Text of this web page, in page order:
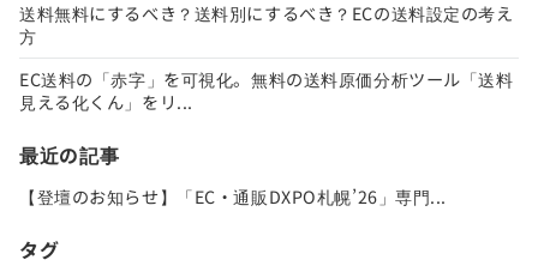
送料無料にするべき？送料別にするべき？ECの送料設定の考え
方
EC送料の「赤字」を可視化。無料の送料原価分析ツール「送料
見える化くん」をリ...
最近の記事
【登壇のお知らせ】「EC・通販DXPO札幌’26」専門...
タグ